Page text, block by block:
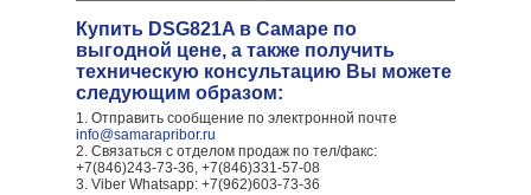
Купить DSG821A в Самаре по
выгодной цене, а также получить
техническую консультацию Вы можете
следующим образом:
1. Отправить сообщение по электронной почте
info@samarapribor.ru
2. Связаться с отделом продаж по тел/факс:
+7(846)243-73-36, +7(846)331-57-08
3. Viber Whatsapp: +7(962)603-73-36